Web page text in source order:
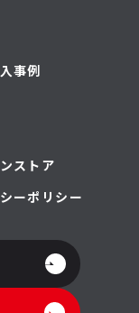
事例
ストア
ーポリシー